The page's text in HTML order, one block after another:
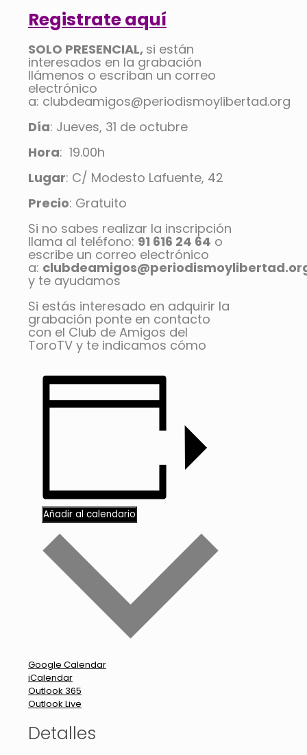
Registrate aquí
SOLO PRESENCIAL, si están
interesados en la grabación
llámenos o escriban un correo
electrónico
a: clubdeamigos@periodismoylibertad.org
Día: Jueves, 31 de octubre
Hora: 19.00h
Lugar: C/ Modesto Lafuente, 42
Precio: Gratuito
Si no sabes realizar la inscripción
llama al teléfono: 91 616 24 64 o
escribe un correo electrónico
a:
y te ayudamos
Si estás interesado en adquirir la
grabación ponte en contacto
con el Club de Amigos del
ToroTV y te indicamos cómo
Añadir al calendario
Google Calendar
iCalendar
Outlook 365
Outlook Live
Detalles